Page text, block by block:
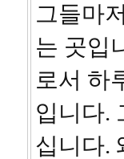
그들마
는 곳입
로서 하
입니다.
십니다.